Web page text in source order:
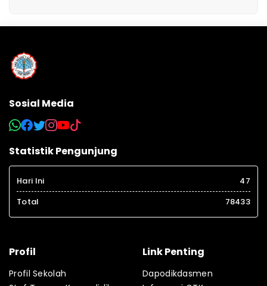
Sosial Media
Statistik Pengunjung
Hari Ini
47
Total
78433
Profil
Profil Sekolah
Link Penting
Dapodikdasmen